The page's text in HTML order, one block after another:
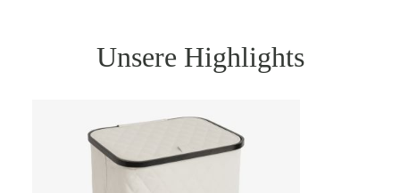
Unsere Highlights